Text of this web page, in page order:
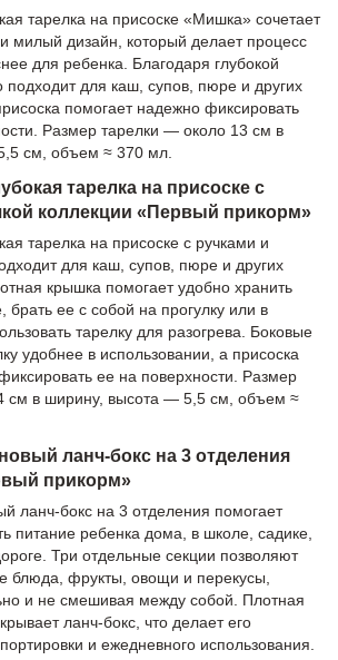
тарелка на присоске «Мишка» сочетает
милый дизайн, который делает процесс
для ребенка. Благодаря глубокой
для каш, супов, пюре и других
помогает надежно фиксировать
Размер тарелки — около 13 см в
см, объем ≈ 370 мл.
тарелка на присоске с
коллекции «Первый прикорм»
тарелка на присоске с ручками и
для каш, супов, пюре и других
крышка помогает удобно хранить
брать ее с собой на прогулку или в
тарелку для разогрева. Боковые
удобнее в использовании, а присоска
ее на поверхности. Размер
см в ширину, высота — 5,5 см, объем ≈
ланч-бокс на 3 отделения
прикорм»
ланч-бокс на 3 отделения помогает
питание ребенка дома, в школе, садике,
Три отдельные секции позволяют
блюда, фрукты, овощи и перекусы,
и не смешивая между собой. Плотная
ланч-бокс, что делает его
и ежедневного использования.